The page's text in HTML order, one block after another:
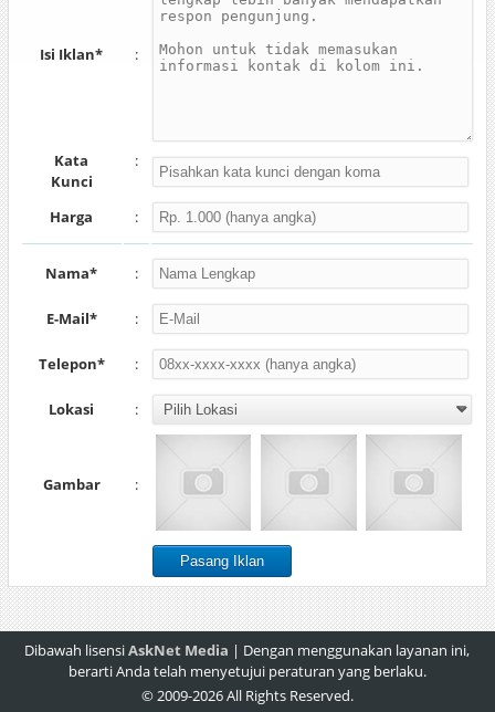
Isi Iklan* :
Kata
Kunci
:
Harga :
Nama* :
E-Mail* :
Telepon* :
Lokasi :
Gambar :
Dibawah lisensiAskNet Media | Dengan menggunakan layanan ini,
berarti Anda telah menyetujui peraturan yang berlaku.
© 2009-2026 All Rights Reserved.